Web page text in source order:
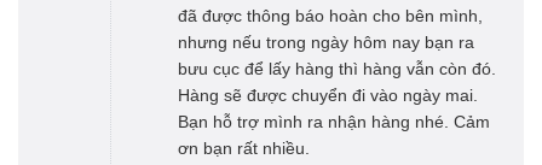
đã được thông báo hoàn cho bên mình,
nhưng nếu trong ngày hôm nay bạn ra
bưu cục để lấy hàng thì hàng vẫn còn đó.
Hàng sẽ được chuyển đi vào ngày mai.
Bạn hỗ trợ mình ra nhận hàng nhé. Cảm
ơn bạn rất nhiều.